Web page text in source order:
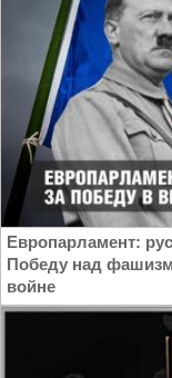
Европарламент:
Победу над
войне